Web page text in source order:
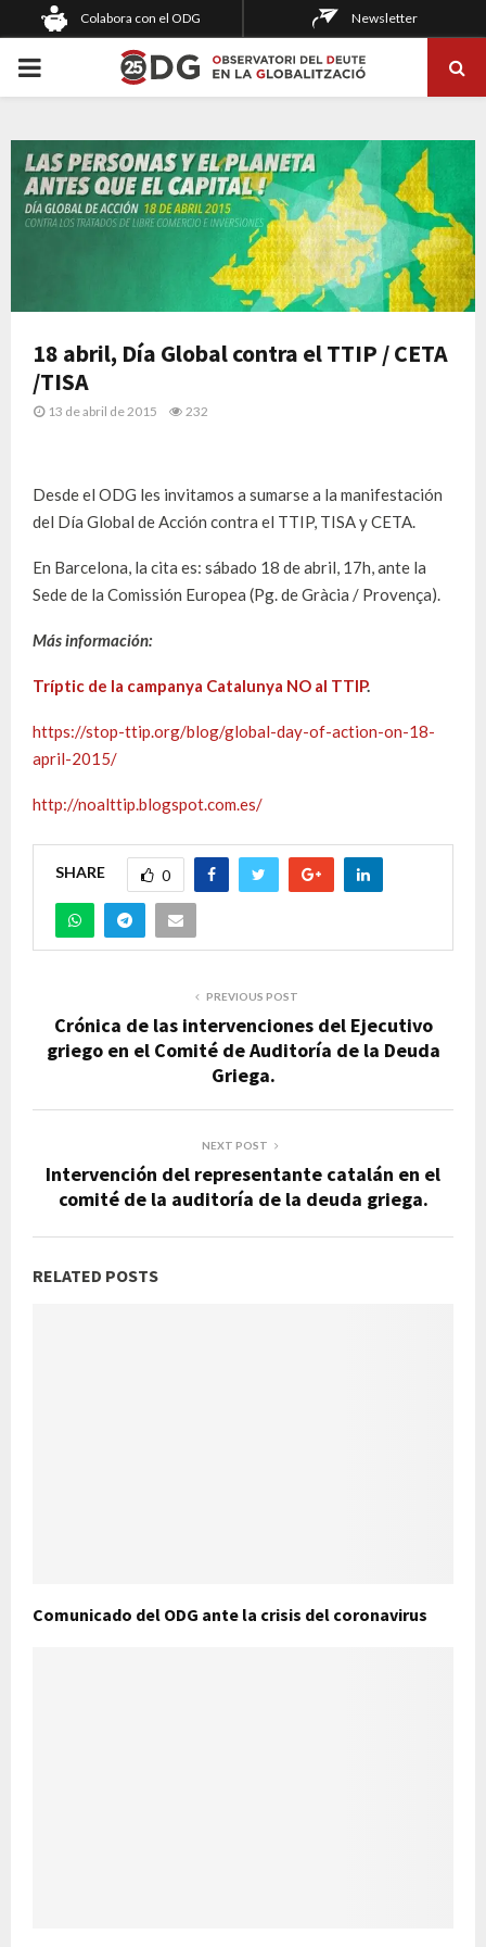
Colabora con el ODG Newsletter
PRIMARY
18 abril, Día Global contra el TTIP / CETA
/TISA
13 de abril de 2015 232
Desde el ODG les invitamos a sumarse a la manifestación
del Día Global de Acción contra el TTIP, TISA y CETA.
En Barcelona, la cita es: sábado 18 de abril, 17h, ante la
Sede de la Comissión Europea (Pg. de Gràcia / Provença).
Más información:
Tríptic de la campanya Catalunya NO al TTIP.
https://stop-ttip.org/blog/global-day-of-action-on-18-
april-2015/
http://noalttip.blogspot.com.es/
SHARE 0
PREVIOUS POST
Crónica de las intervenciones del Ejecutivo
griego en el Comité de Auditoría de la Deuda
Griega.
NEXT POST
Intervención del representante catalán en el
comité de la auditoría de la deuda griega.
RELATED POSTS
Comunicado del ODG ante la crisis del coronavirus